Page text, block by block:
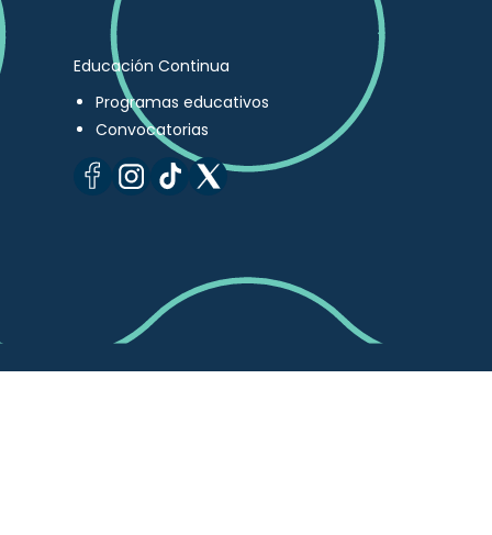
Educación Continua
Programas educativos
Convocatorias